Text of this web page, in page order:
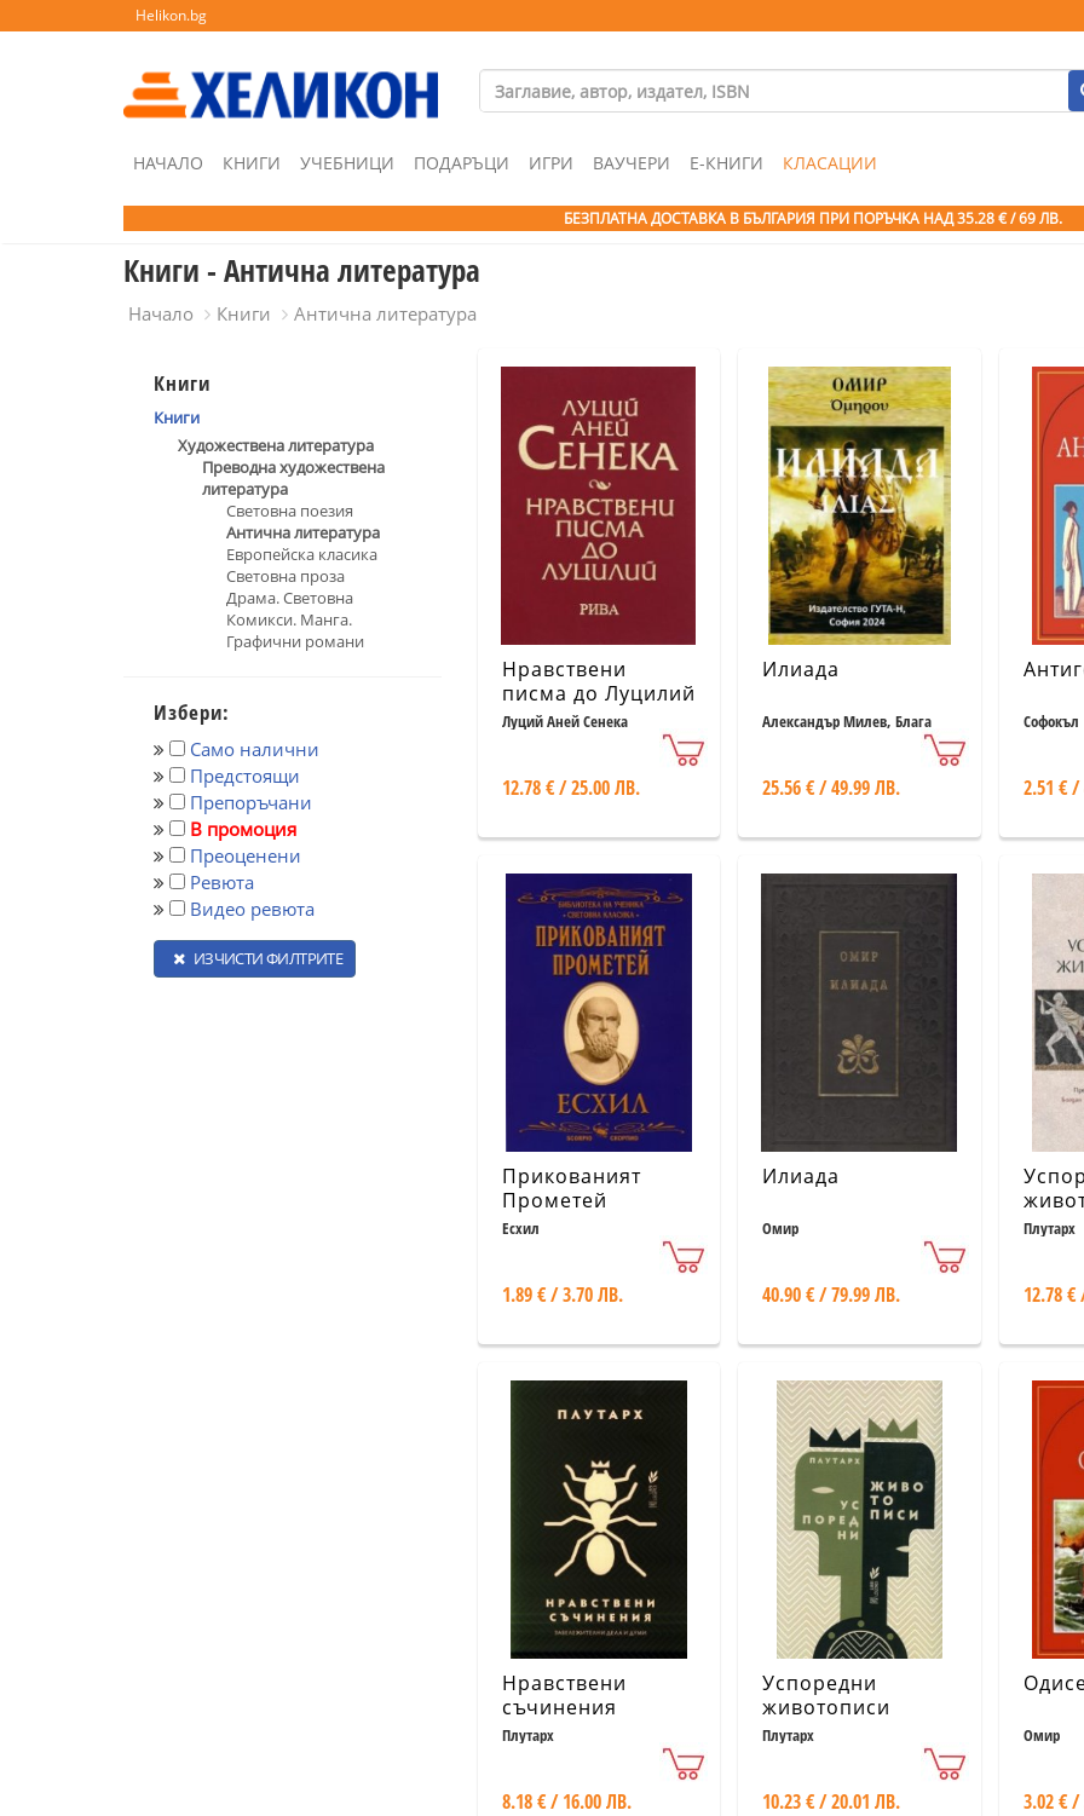
Helikon.bg
НАЧАЛО КНИГИ УЧЕБНИЦИ ПОДАРЪЦИ ИГРИ ВАУЧЕРИ Е-КНИГИ КЛАСАЦИИ
БЕЗПЛАТНА ДОСТАВКА В БЪЛГАРИЯ ПРИ ПОРЪЧКА НАД 35.28 € / 69 ЛВ.
Книги - Антична литература
Начало Книги Антична литература
Книги
Книги
Художествена литература
Преводна художествена
литература
Световна поезия
Антична литература
Европейска класика
Световна проза
Драма. Световна
Комикси. Манга.
Графични романи
Избери:
Само налични
Предстоящи
Препоръчани
В промоция
Преоценени
Ревюта
Видео ревюта
ИЗЧИСТИ ФИЛТРИТЕ
Нравствени
писма до Луцилий
(луксозно
Луций Аней Сенека
12.78 € / 25.00 ЛВ.
Илиада
Александър Милев, Блага
25.56 € / 49.99 ЛВ.
Софокъл
2.51 €
Прикованият
Прометей
Есхил
1.89 € / 3.70 ЛВ.
Илиада
Омир
40.90 € / 79.99 ЛВ.
Плутарх
12.78
Нравствени
съчинения
Плутарх
8.18 € / 16.00 ЛВ.
Успоредни
животописи
Плутарх
10.23 € / 20.01 ЛВ.
Омир
3.02 €